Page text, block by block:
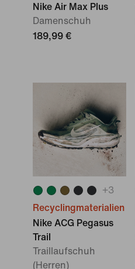
Nike Air Max Plus
Damenschuh
189,99 €
+3
Recyclingmaterialien
Nike ACG Pegasus
Trail
Traillaufschuh
(Herren)